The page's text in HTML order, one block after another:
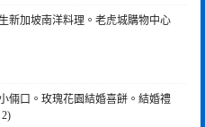
新加坡南洋料理。老虎城購物中心
倆口。玫瑰花園結婚喜餅。結婚禮